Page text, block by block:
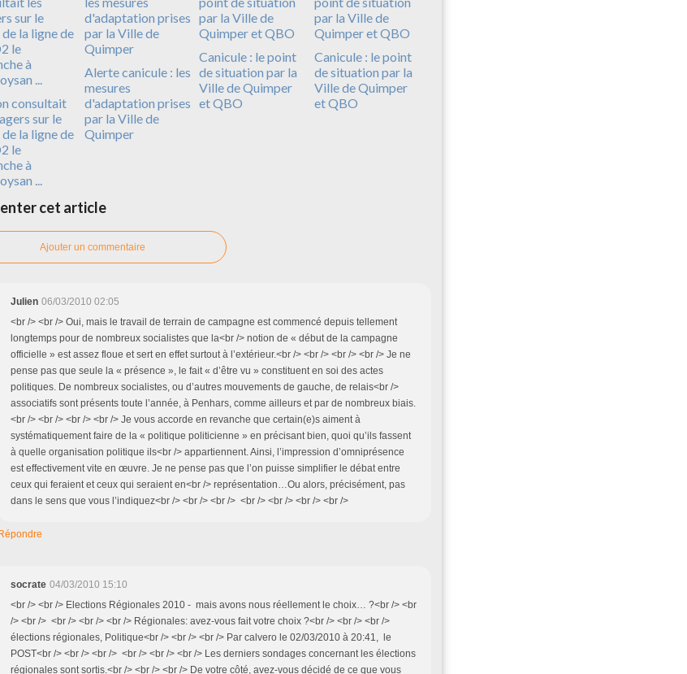
consultait
sur le
la ligne de
le
à
...
Alerte canicule : les
mesures
d'adaptation prises
par la Ville de
Quimper
Canicule : le point
de situation par la
Ville de Quimper
et QBO
Canicule : le point
de situation par la
Ville de Quimper
et QBO
cet article
Ajouter un commentaire
Julien 06/03/2010 02:05
<br /> <br /> Oui, mais le travail de terrain de campagne est commencé depuis tellement
longtemps pour de nombreux socialistes que la<br /> notion de « début de la campagne
officielle » est assez floue et sert en effet surtout à l’extérieur.<br /> <br /> <br /> <br /> Je ne
pense pas que seule la « présence », le fait « d’être vu » constituent en soi des actes
politiques. De nombreux socialistes, ou d’autres mouvements de gauche, de relais<br />
associatifs sont présents toute l’année, à Penhars, comme ailleurs et par de nombreux biais.
<br /> <br /> <br /> <br /> Je vous accorde en revanche que certain(e)s aiment à
systématiquement faire de la « politique politicienne » en précisant bien, quoi qu’ils fassent
à quelle organisation politique ils<br /> appartiennent. Ainsi, l’impression d’omniprésence
est effectivement vite en œuvre. Je ne pense pas que l’on puisse simplifier le débat entre
ceux qui feraient et ceux qui seraient en<br /> représentation…Ou alors, précisément, pas
dans le sens que vous l’indiquez<br /> <br /> <br /> <br /> <br /> <br /> <br />
Répondre
socrate 04/03/2010 15:10
<br /> <br /> Elections Régionales 2010 - mais avons nous réellement le choix… ?<br /> <br
/> <br /> <br /> <br /> <br /> Régionales: avez-vous fait votre choix ?<br /> <br /> <br />
élections régionales, Politique<br /> <br /> <br /> Par calvero le 02/03/2010 à 20:41, le
POST<br /> <br /> <br /> <br /> <br /> <br /> Les derniers sondages concernant les élections
régionales sont sortis.<br /> <br /> <br /> De votre côté, avez-vous décidé de ce que vous